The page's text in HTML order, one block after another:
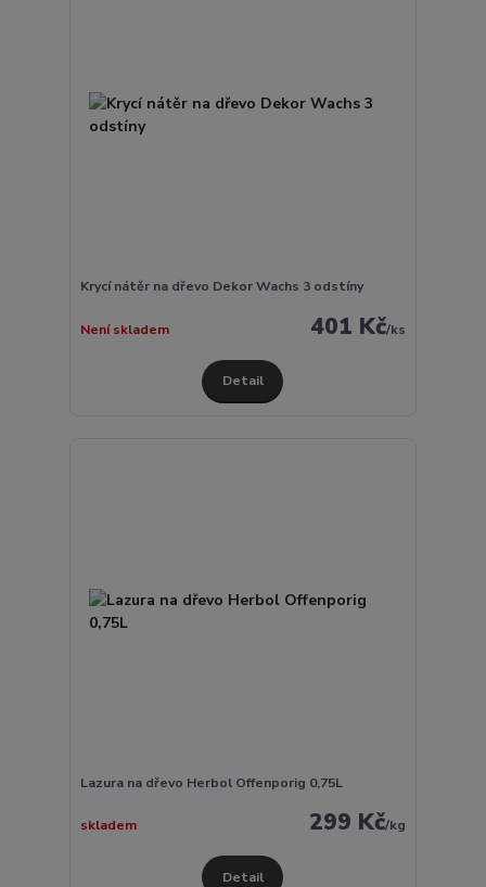
Krycí nátěr na dřevo Dekor Wachs 3 odstíny
401 Kč/ks
Není skladem
Detail
Lazura na dřevo Herbol Offenporig 0,75L
299 Kč/kg
skladem
Detail